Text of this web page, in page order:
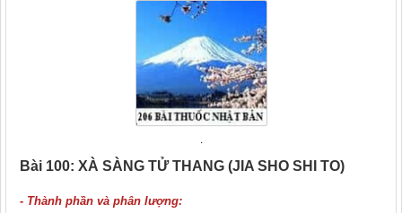
.
Bài 100: XÀ SÀNG TỬ THANG (JIA SHO SHI TO)
- Thành phần và phân lượng: